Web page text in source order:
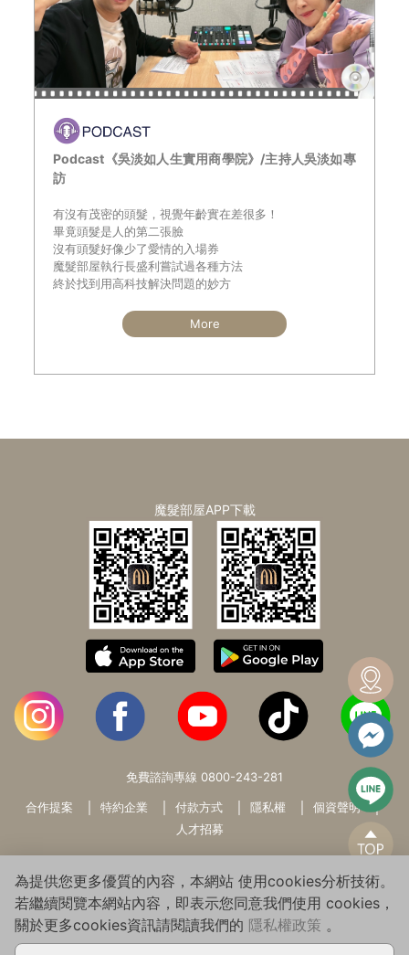
Podcast《吳淡如人生實用商學院》/主持人吳淡如專
訪
有沒有茂密的頭髮，視覺年齡實在差很多！
畢竟頭髮是人的第二張臉
沒有頭髮好像少了愛情的入場券
魔髮部屋執行長盛利嘗試過各種方法
終於找到用高科技解決問題的妙方
More
魔髮部屋APP下載
免費諮詢專線 0800-243-281
合作提案 特約企業 付款方式 隱私權
個資聲明
人才招募
Copyright© 2026 WARMSUN HAIR PRODUCTS GROUP All Rights
Reserved.
為提供您更多優質的內容，本網站 使用cookies分析技術。
若繼續閱覽本網站內容，即表示您同意我們使用 cookies，
關於更多cookies資訊請閱讀我們的 隱私權政策 。